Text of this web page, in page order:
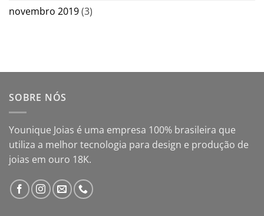
novembro 2019(3)
SOBRE NÓS
Younique Joias é uma empresa 100% brasileira que
utiliza a melhor tecnologia para design e produção de
joias em ouro 18K.